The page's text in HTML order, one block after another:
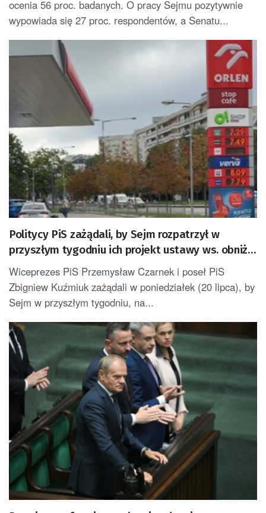
ocenia 56 proc. badanych. O pracy Sejmu pozytywnie
wypowiada się 27 proc. respondentów, a Senatu...
Politycy PiS zażądali, by Sejm rozpatrzył w
przyszłym tygodniu ich projekt ustawy ws. obniżki
cen paliw
Wiceprezes PiS Przemysław Czarnek i poseł PiS
Zbigniew Kuźmiuk zażądali w poniedziałek (20 lipca), by
Sejm w przyszłym tygodniu, na...